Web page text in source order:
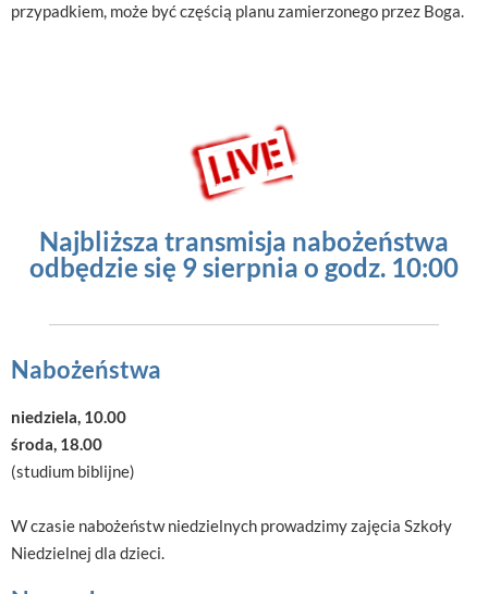
przypadkiem, może być częścią planu zamierzonego przez Boga.
Najbliższa transmisja nabożeństwa
odbędzie się 9 sierpnia o godz. 10:00
Nabożeństwa
niedziela, 10.00
środa, 18.00
(studium biblijne)
​W czasie nabożeństw niedzielnych prowadzimy zajęcia Szkoły
Niedzielnej dla dzieci.